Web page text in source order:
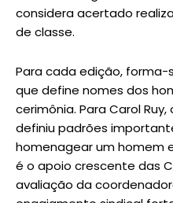
considera acertado
de classe.
Para cada edição, forma-
que define nomes dos
cerimônia. Para Carol
definiu padrões
homenagear um homem
é o apoio crescente das
avaliação da